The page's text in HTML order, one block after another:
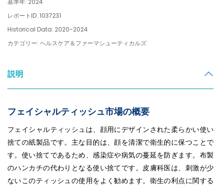
基準年: 2024
レポートID: 1037231
Historical Data: 2020-2024
カテゴリー: ヘルスケア＆ファーマシューティカルズ
説明
フェイシャルティッシュ市場の概要
フェイシャルティッシュは、顔用にデザインされた柔らかい使い
捨ての紙製品です。主な目的は、顔を清潔で衛生的に保つことで
す。使い捨てであるため、感染症や病気の蔓延を防ぎます。布製
のハンカチの代わりとなる使い捨てです。皮膚科医は、刺激が少
ないこのティッシュの使用をよく勧めます。衛生の利点に関する